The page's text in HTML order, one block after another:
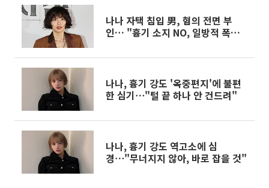
나나 자택 침입 男, 혐의 전면 부
인… "흉기 소지 NO, 일방적 폭행당
나나, 흉기 강도 '옥중편지'에 불편
한 심기⋯"털 끝 하나 안 건드려"
나나, 흉기 강도 역고소에 심
경⋯"무너지지 않아, 바로 잡을 것"